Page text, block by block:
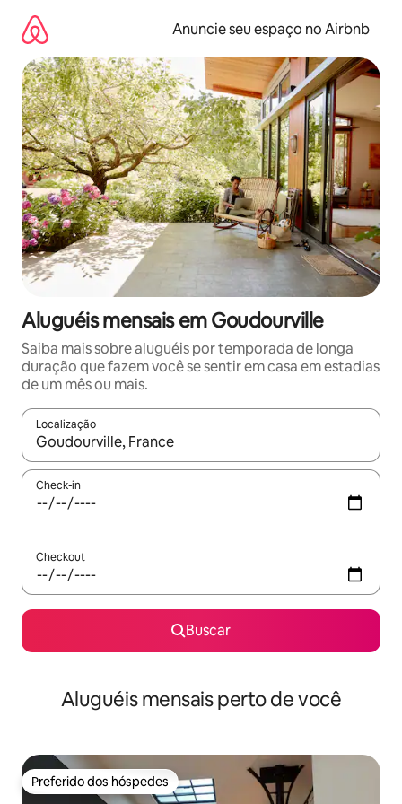
para
conteúdo
Anuncie seu espaço no Airbnb
Aluguéis mensais em Goudourville
Saiba mais sobre aluguéis por temporada de longa
duração que fazem você se sentir em casa em estadias
de um mês ou mais.
Localização
Quando os resultados estiverem disponíveis, explore-os
Check-in
Checkout
Buscar
Aluguéis mensais perto de você
Preferido dos hóspedes
Preferido dos hóspedes